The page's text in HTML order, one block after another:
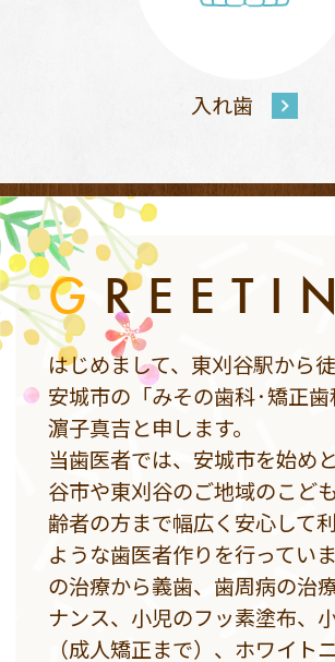
入れ歯
G
はじめまして、東刈谷駅から徒
安城市の「みその歯科·矯正
濵子真吉と申します。
当歯医者では、安城市を始め
谷市や東刈谷のご地域のこど
齢者の方まで幅広く安心して
ような歯医者作りを行ってい
の治療から義歯、歯周病の治
ナンス、小児のフッ素塗布、
（成人矯正まで）、ホワイト